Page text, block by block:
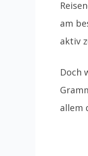
am
aktiv
Doch
allem